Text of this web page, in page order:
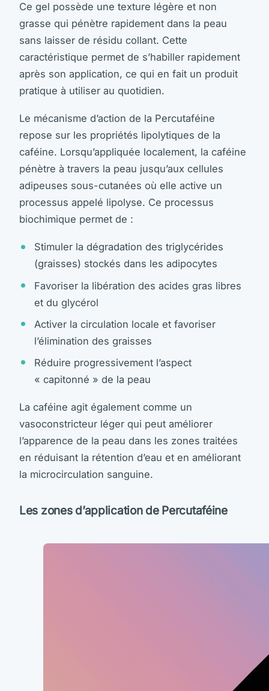
Ce gel possède une texture légère et non
grasse qui pénètre rapidement dans la peau
sans laisser de résidu collant. Cette
caractéristique permet de s’habiller rapidement
après son application, ce qui en fait un produit
pratique à utiliser au quotidien.
Le mécanisme d’action de la Percutaféine
repose sur les propriétés lipolytiques de la
caféine. Lorsqu’appliquée localement, la caféine
pénètre à travers la peau jusqu’aux cellules
adipeuses sous-cutanées où elle active un
processus appelé lipolyse. Ce processus
biochimique permet de :
Stimuler la dégradation des triglycérides
(graisses) stockés dans les adipocytes
Favoriser la libération des acides gras libres
et du glycérol
Activer la circulation locale et favoriser
l’élimination des graisses
Réduire progressivement l’aspect
« capitonné » de la peau
La caféine agit également comme un
vasoconstricteur léger qui peut améliorer
l’apparence de la peau dans les zones traitées
en réduisant la rétention d’eau et en améliorant
la microcirculation sanguine.
Les zones d’application de Percutaféine